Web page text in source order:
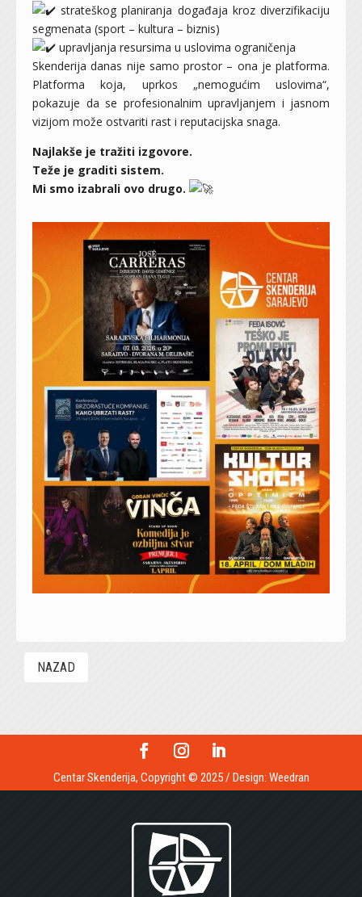
strateškog planiranja događaja kroz diverzifikaciju
segmenata (sport – kultura – biznis)
upravljanja resursima u uslovima ograničenja
Skenderija danas nije samo prostor – ona je platforma.
Platforma koja, uprkos „nemogućim uslovima“,
pokazuje da se profesionalnim upravljanjem i jasnom
vizijom može ostvariti rast i reputacijska snaga.
Najlakše je tražiti izgovore.
Teže je graditi sistem.
Mi smo izabrali ovo drugo.
NAZAD
Centar Skenderija, Copyright © 2025 / Design: Weedran